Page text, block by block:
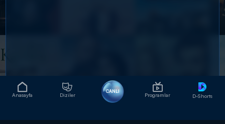
Anasayfa Diziler
CANLI
Programlar D-Shorts